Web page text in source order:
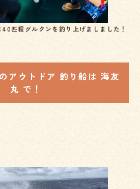
匹程グルクンを釣り上げましました！
アウトドア 釣り船は 海友
丸 で！